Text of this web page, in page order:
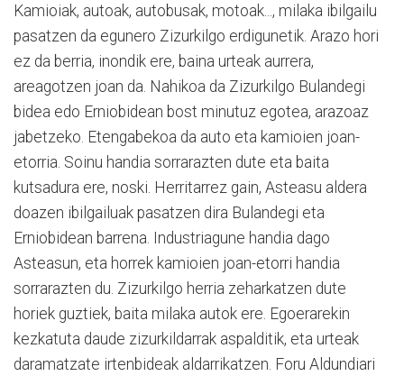
Kamioiak, autoak, autobusak, motoak..., milaka ibilgailu
pasatzen da egunero Zizurkilgo erdigunetik. Arazo hori
ez da berria, inondik ere, baina urteak aurrera,
areagotzen joan da. Nahikoa da Zizurkilgo Bulandegi
bidea edo Erniobidean bost minutuz egotea, arazoaz
jabetzeko. Etengabekoa da auto eta kamioien joan-
etorria. Soinu handia sorrarazten dute eta baita
kutsadura ere, noski. Herritarrez gain, Asteasu aldera
doazen ibilgailuak pasatzen dira Bulandegi eta
Erniobidean barrena. Industriagune handia dago
Asteasun, eta horrek kamioien joan-etorri handia
sorrarazten du. Zizurkilgo herria zeharkatzen dute
horiek guztiek, baita milaka autok ere. Egoerarekin
kezkatuta daude zizurkildarrak aspalditik, eta urteak
daramatzate irtenbideak aldarrikatzen. Foru Aldundiari